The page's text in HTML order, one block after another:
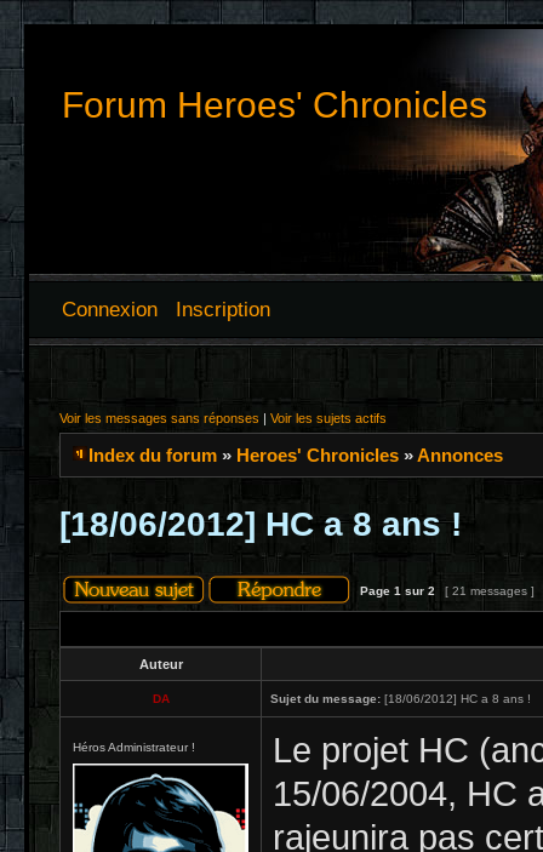
Forum Heroes' Chronicles
Connexion Inscription
Voir les messages sans réponses | Voir les sujets actifs
Index du forum » Heroes' Chronicles »Annonces
[18/06/2012] HC a 8 ans !
Page 1 sur 2 [ 21 messages ]
Auteur
DA Sujet du message: [18/06/2012] HC a 8 ans !
Héros Administrateur !
Le projet HC
15/06/2004, HC
rajeunira pas